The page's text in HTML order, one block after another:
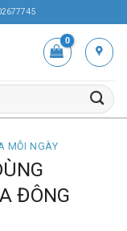
MỖI NGÀY
ĐÔNG